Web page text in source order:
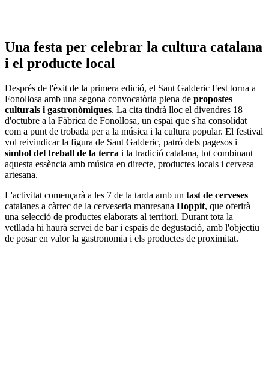
Una festa per celebrar la cultura catalana
i el producte local
Després de l'èxit de la primera edició, el Sant Galderic Fest torna a
Fonollosa amb una segona convocatòria plena de propostes
culturals i gastronòmiques. La cita tindrà lloc el divendres 18
d'octubre a la Fàbrica de Fonollosa, un espai que s'ha consolidat
com a punt de trobada per a la música i la cultura popular. El festival
vol reivindicar la figura de Sant Galderic, patró dels pagesos i
símbol del treball de la terra i la tradició catalana, tot combinant
aquesta essència amb música en directe, productes locals i cervesa
artesana.
L'activitat començarà a les 7 de la tarda amb un tast de cerveses
catalanes a càrrec de la cerveseria manresana Hoppit, que oferirà
una selecció de productes elaborats al territori. Durant tota la
vetllada hi haurà servei de bar i espais de degustació, amb l'objectiu
de posar en valor la gastronomia i els productes de proximitat.